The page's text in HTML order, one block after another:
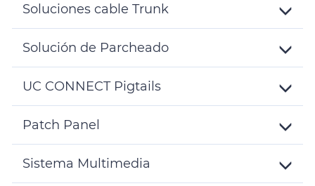
Soluciones cable Trunk
Details
Solución de Parcheado
UC CONNECT Pigtails
Details
Patch Panel
Details
Sistema Multimedia